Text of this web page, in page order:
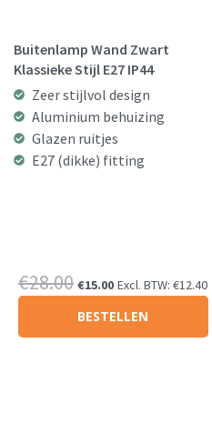
Buitenlamp Wand Zwart
Klassieke Stijl E27 IP44
Zeer stijlvol design
Aluminium behuizing
Glazen ruitjes
E27 (dikke) fitting
€28.00Oorspronkelijke
prijs
was:
€15.00Huidige
prijs
is:
Excl. BTW: €12.40
BESTELLEN